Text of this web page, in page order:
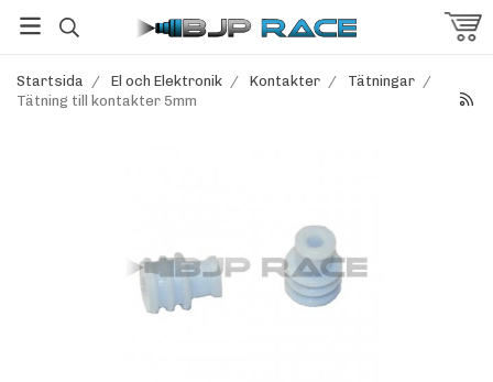
Startsida / El och Elektronik / Kontakter / Tätningar /
Tätning till kontakter 5mm